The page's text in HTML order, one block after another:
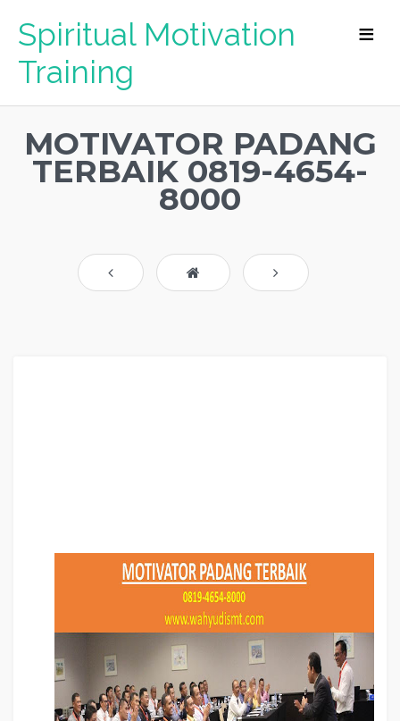
Spiritual Motivation
Training
MOTIVATOR PADANG
TERBAIK 0819-4654-
8000